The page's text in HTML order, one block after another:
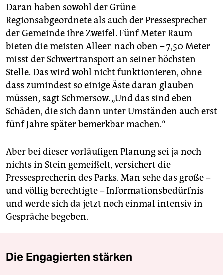
Daran haben sowohl der Grüne
Regionsabgeordnete als auch der Pressesprecher
der Gemeinde ihre Zweifel. Fünf Meter Raum
bieten die meisten Alleen nach oben – 7,50 Meter
misst der Schwertransport an seiner höchsten
Stelle. Das wird wohl nicht funktionieren, ohne
dass zumindest so einige Äste daran glauben
müssen, sagt Schmersow. „Und das sind eben
Schäden, die sich dann unter Umständen auch erst
fünf Jahre später bemerkbar machen.“
Aber bei dieser vorläufigen Planung sei ja noch
nichts in Stein gemeißelt, versichert die
Pressesprecherin des Parks. Man sehe das große –
und völlig berechtigte – Informationsbedürfnis
und werde sich da jetzt noch einmal intensiv in
Gespräche begeben.
Die Engagierten stärken